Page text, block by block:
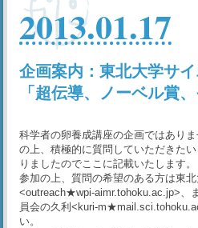
2013.01.17
企画案内：東北大学サ
「超伝導、ノーベル賞
科学者の卵養成講座の企画ではあり
の上、積極的に質問していただきた
りましたのでここに記載いたします。
参加の上、質問の希望のある方は東
<outreach★wpi-aimr.tohoku.ac.jp>、
員会の久利<kuri-
い。